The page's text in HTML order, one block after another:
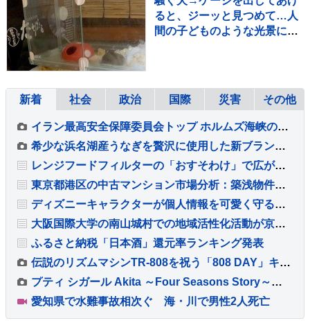
ると、ジーッと見つめて…人
間の子どものような光景に反
新着 社会 政治 国際 災害 その他
イラン最高安全保障委員会トップ ホルムズ海峡の通航再開に6つの条件提示 アメリカに制裁や海上封鎖の解除など要求
希少な浜名湖産うなぎを贅沢に使用した新ブランド「井口の誉」が誕生
レンジフードフィルターの「おすそわけ」で広がる予防掃除の輪
東京都港区の中古マンション市場分析：築浅物件の滞留と築古物件の堅調な需要
ディズニーキャラクターが個人情報を可愛く守る『カードケース』が新発売
大阪国際大学の南山城村での地域活性化活動が京都府から8年連続で評価
ふるさと納税「日本酒」還元率ランキング発表
伝説のリズムマシンTR-808を祝う「808 DAY」キャンペーンが8月に開催
プティ シガール Akita ～Four Seasons Story～発売
愛知県で水難事故相次ぐ 海・川で男性2人死亡